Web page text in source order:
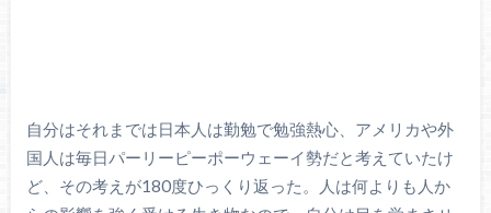
自分はそれまでは日本人は勤勉で勉強熱心、アメリカや外
国人は毎日パーリーピーポーウェーイ勢だと考えていたけ
ど、その考えが180度ひっくり返った。人は何よりも人か